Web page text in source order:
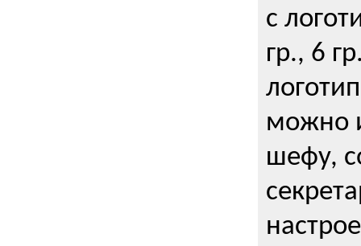
с
гр., 6
можно
шефу,